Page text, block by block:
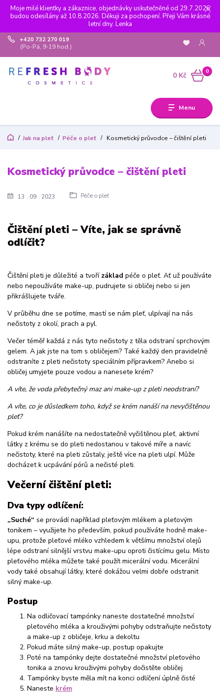
Moje milé klientky a zákaznice, objednávky uskutečněné od 29.7.2026
budou odesílány až 10.8.2026. Děkuji za pochopení. Přeji Vám krásné
letní dny. Lenka
Menu
+420 732 270 019
(Po-Pá, 9-19 hod.)
0
0 Kč
Jak na pleť Péče o pleť Kosmetický průvodce – čištění pleti
13 09 2023 Péče o pleť
Kosmetický průvodce – čištění pleti
Čištění pleti – Víte, jak se správně
odlíčit?
Čištění pleti je důležité a tvořízáklad péče o pleť. Ať už používáte
nebo nepoužíváte make-up, pudrujete si obličej nebo si jen
přikrášlujete tváře.
V průběhu dne se potíme, mastí se nám pleť, ulpívají na nás
nečistoty z okolí, prach a pyl.
Večer téměř každá z nás tyto nečistoty z těla odstraní sprchovým
gelem. A jak jste na tom s obličejem? Také každý den pravidelně
odstraníte z pleti nečistoty speciálním přípravkem? Anebo si
obličej umyjete pouze vodou a nanesete krém?
A víte, že voda přebytečný maz ani make-up z pleti neodstraní?
A víte, co je důsledkem toho, když se krém nanáší na nevyčištěnou
pleť?
Pokud krém nanášíte na nedostatečně vyčištěnou pleť, aktivní
látky z krému se do pleti nedostanou v takové míře a navíc
nečistoty, které na pleti zůstaly, ještě více na pleti ulpí. Může
docházet k ucpávání pórů a nečisté pleti.
Večerní čištění pleti:
Dva typy odlíčení:
„Suché“ se provádí například pleťovým mlékem a pleťovým
tonikem – využijete ho především, pokud používáte hodně make-
upu, protože pleťové mléko vzhledem k většímu množství olejů
lépe odstraní silnější vrstvu make-upu oproti čistícímu gelu. Místo
pleťového mléka můžete také použít micerální vodu. Micerální
vody také obsahují látky, které dokážou velmi dobře odstranit
silný make-up.
Postup
Na odličovací tampónky naneste dostatečné množství
pleťového mléka a krouživými pohyby odstraňujte nečistoty
a make-up z obličeje, krku a dekoltu
Pokud máte silný make-up, postup opakujte
Poté na tampónky dejte dostatečné množství pleťového
tonika a znovu krouživými pohyby dočistěte obličej
Tampónky byste měla mít na konci odlíčení úplně čisté
Naneste krém